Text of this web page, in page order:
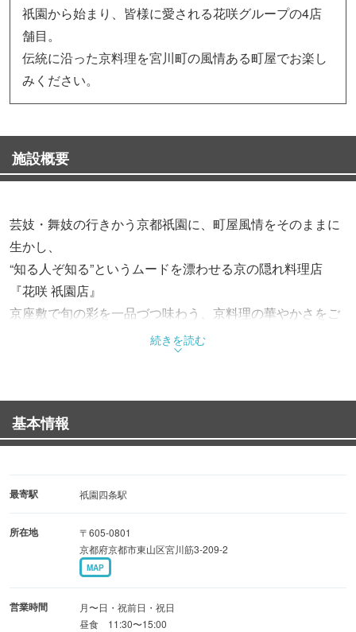
祇園から始まり、皆様に愛される花咲グループの4店
舗目。
伝統に沿った京料理を宮川町の風情ある町屋でお楽し
みください。
施設概要
芸妓・舞妓の行きかう京都祇園に、町屋風情をそのままに
生かし、
“知る人ぞ知る”というムードを漂わせる京の隠れ料理店
『花咲 祇園店』
京座敷で旬の彩を一品づつ味わう、京料理の華やかさをご
を保ちながらも、
より多くのお客様にお楽しみいただけるよう、手頃な価格
からご用意しております。
ゆったりと坪庭を眺めることができる掘りごたつ・完全個
お座敷は少人数のご利用から、宴席にも対応可。
芸妓さん・舞妓さんの手配も承ります。詳しくはお問い合
わせください。
続きを読む
基本情報
最寄駅 祇園四条駅
所在地
〒605-0801
京都府京都市東山区宮川筋3-209-2
MAP
営業時間
月〜日・祝前日・祝日
昼食 11:30〜15:00